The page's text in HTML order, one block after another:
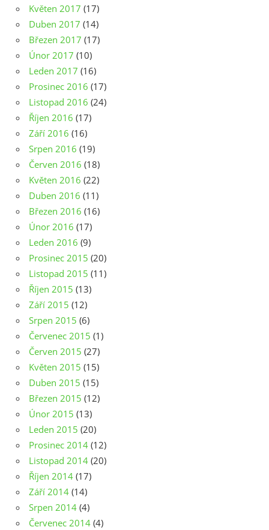
Květen 2017 (17)
Duben 2017 (14)
Březen 2017 (17)
Únor 2017 (10)
Leden 2017 (16)
Prosinec 2016 (17)
Listopad 2016 (24)
Říjen 2016 (17)
Září 2016 (16)
Srpen 2016 (19)
Červen 2016 (18)
Květen 2016 (22)
Duben 2016 (11)
Březen 2016 (16)
Únor 2016 (17)
Leden 2016 (9)
Prosinec 2015 (20)
Listopad 2015 (11)
Říjen 2015 (13)
Září 2015 (12)
Srpen 2015 (6)
Červenec 2015 (1)
Červen 2015 (27)
Květen 2015 (15)
Duben 2015 (15)
Březen 2015 (12)
Únor 2015 (13)
Leden 2015 (20)
Prosinec 2014 (12)
Listopad 2014 (20)
Říjen 2014 (17)
Září 2014 (14)
Srpen 2014 (4)
Červenec 2014 (4)